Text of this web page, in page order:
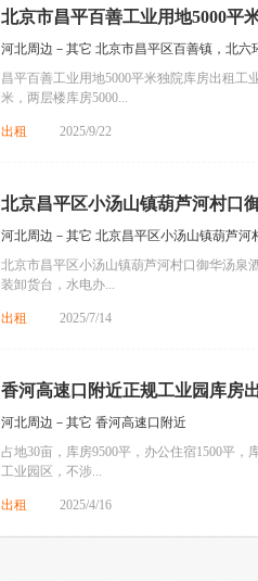
北京市昌平百善工业用地5000平
河北周边－其它 北京市昌平区百善镇，北六
昌平百善工业用地5000平米独院库房出租工
米，两层楼库房5000...
出租 2025/9/22
北京昌平区小汤山镇葫芦河村口
河北周边－其它 北京昌平区小汤山镇葫芦河
北京市昌平区小汤山镇葫芦河村口御华汤泉
装卸货台，水电办...
出租 2025/7/14
香河高速口附近正规工业园库房
河北周边－其它 香河高速口附近
占地30亩，库房9500平，办公住宿1500平
工业园区，不涉...
出租 2025/4/16